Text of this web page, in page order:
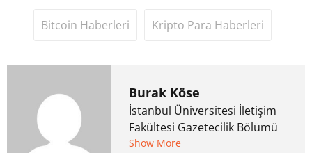
Bitcoin Haberleri Kripto Para Haberleri
Burak Köse
İstanbul Üniversitesi İletişim
Fakültesi Gazetecilik Bölümü
mezunu. 6 yıl ana akım
Show More